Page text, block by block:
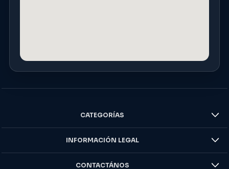
CATEGORÍAS
INFORMACIÓN LEGAL
CONTACTÁNOS